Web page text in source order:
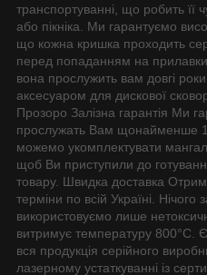
транспортуванні, що робить її
або пікніка. Ми гарантуємо
що кожна кришка проходить
перед попаданням на
вона прослужить вам довгі
аксесуаром для дискової
Прозоро Залізна гарантія Ми
прослужать Вам щонайменше
можемо укомплектувати
щоб Ви приступили до
товару. Швидка доставка
терміни по всій Україні.
використовуємо лише
витримує температуру 800°С.
вся продукція серійного
лазерному устаткуванні із